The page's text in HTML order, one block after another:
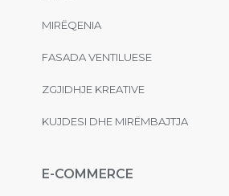
MIRËQENIA
FASADA VENTILUESE
ZGJIDHJE KREATIVE
KUJDESI DHE MIRËMBAJTJA
E-COMMERCE